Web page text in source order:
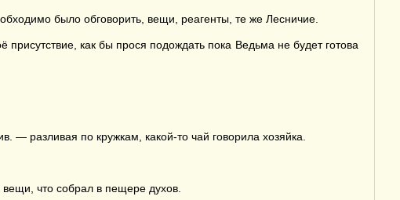
было обговорить, вещи, реагенты, те же Лесничие.
как бы прося подождать пока Ведьма не будет готова
— разливая по кружкам, какой-то чай говорила хозяйка.
что собрал в пещере духов.